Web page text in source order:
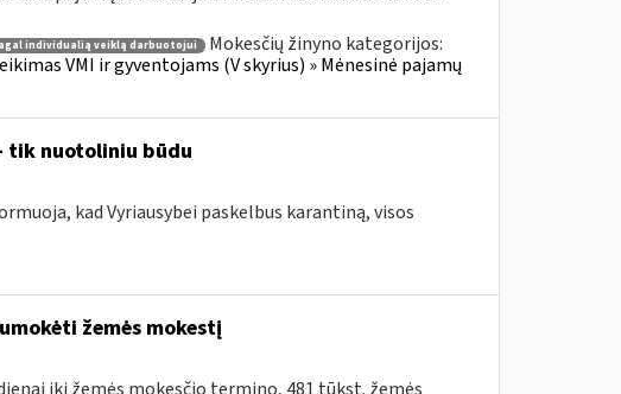
individualią veiklą darbuotojui
Mokesčių žinyno kategorijos:
VMI ir gyventojams (V skyrius) » Mėnesinė pajamų
tik nuotoliniu būdu
kad Vyriausybei paskelbus karantiną, visos
žemės mokestį